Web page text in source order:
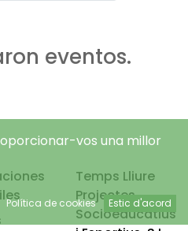
eventos.
Temps Lliure
Projectes
Socioeducatius
vos una millor
Política de cookies Estic d'acord